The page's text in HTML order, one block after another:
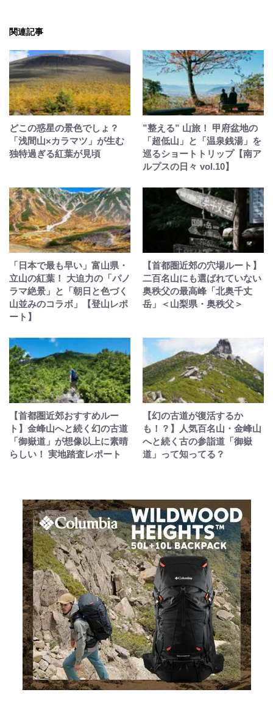
関連記事
どこの惑星の景色でしょ？
「浅間山×カラマツ」が生む
独特過ぎる紅葉が見頃
”整える” 山旅！ 甲府盆地の
「超低山」と「温泉銭湯」を
巡るショートトリップ【南ア
ルプスの日々 vol.10】
「日本で最も早い」富山県・
立山の紅葉！ 大迫力の「パノ
ラマ絶景」と「朝日と色づく
山並みのコラボ」【登山レポ
ート】
【首都圏近郊の穴場ルート】
二百名山にも選ばれていない
奥秩父の最高峰「北奥千丈
岳」＜山梨県・奥秩父＞
【首都圏近郊おすすめルー
ト】金峰山へと続く幻の古道
「御嶽道」が想像以上に素晴
らしい！ 実地踏査レポート
【幻の古道が復活するか
も！？】人気百名山・金峰山
へと続く古の参詣道「御嶽
道」って知ってる？